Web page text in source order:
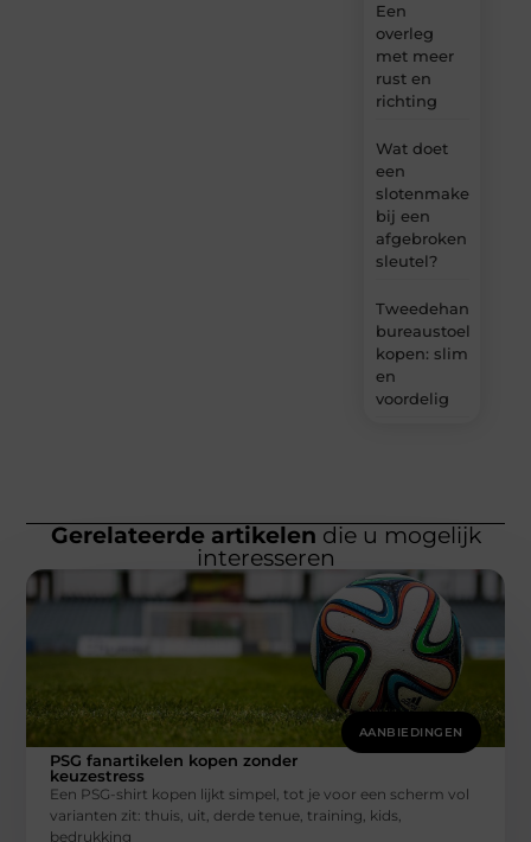
Een
overleg
met meer
rust en
richting
Wat doet
een
slotenmaker
bij een
afgebroken
sleutel?
Tweedehands
bureaustoel
kopen: slim
en
voordelig
Gerelateerde artikelen die u mogelijk
interesseren
AANBIEDINGEN
PSG fanartikelen kopen zonder
keuzestress
Een PSG-shirt kopen lijkt simpel, tot je voor een scherm vol
varianten zit: thuis, uit, derde tenue, training, kids,
bedrukking